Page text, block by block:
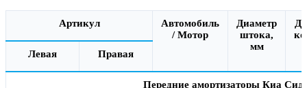
Артикул
Автомобиль
/ Мотор
Диаметр
штока,
мм
Левая
Правая
Передние амортизаторы Киа Сид